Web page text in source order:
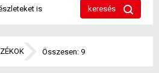
is keresés
Összesen: 9